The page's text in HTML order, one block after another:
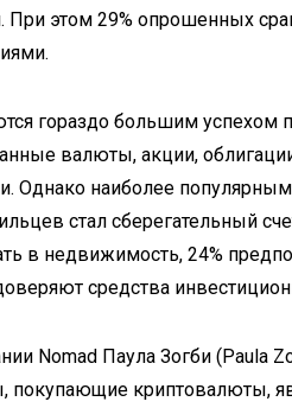
При этом 29% опрошенных
гораздо большим успехом
валюты, акции,
Однако наиболее
стал сберегательный
в недвижимость, 24%
средства
Nomad Паула Зогби (Paula
покупающие криптовалюты,